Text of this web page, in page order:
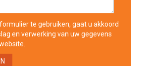
te gebruiken, gaat u akkoord
en verwerking van uw gegevens